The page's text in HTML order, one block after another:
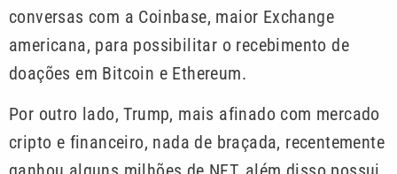
conversas com a Coinbase, maior Exchange
americana, para possibilitar o recebimento de
doações em Bitcoin e Ethereum.
Por outro lado, Trump, mais afinado com mercado
cripto e financeiro, nada de braçada, recentemente